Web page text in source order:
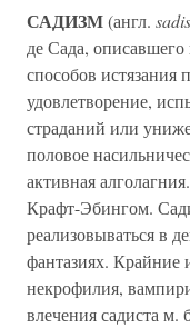
САДИЗМ(англ.
де Сада,
способов истязания
удовлетворение,
страданий или
половое
активная
Крафт-Эбингом.
реализовываться в
фантазиях. Крайние
некрофилия,
влечения садиста м.